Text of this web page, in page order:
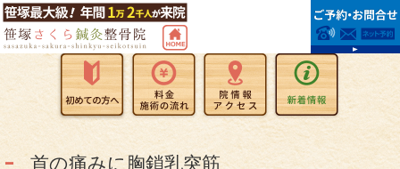
首の痛みに胸鎖乳突筋